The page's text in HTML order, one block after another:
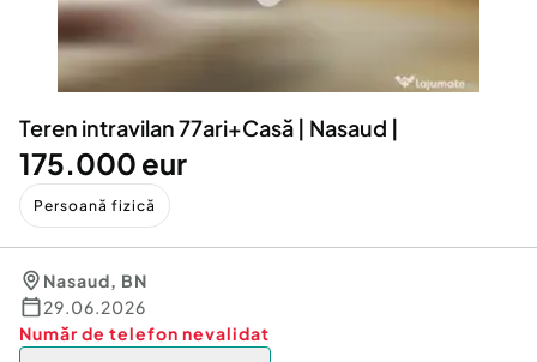
Servicii
Animale de companie
Afaceri și echipamente profesionale
Inchiriere Bunuri si Vehicule
Utilaje agricole si industriale
Piese auto si accesorii
Dacia Duster
Teren intravilan 77ari+Casă | Nasaud |
175.000 eur
Persoană fizică
Nasaud, BN
29.06.2026
Număr de telefon nevalidat